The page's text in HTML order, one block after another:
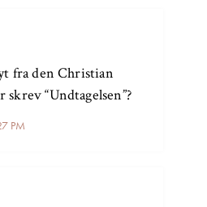
PM
fra den Christian
skrev “Undtagelsen”?